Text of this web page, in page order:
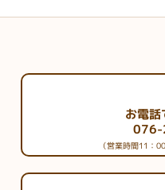
お電話
（営業時間11：